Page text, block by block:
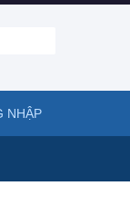
NHẬP